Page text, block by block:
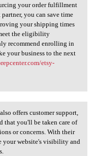
your order fulfillment
you can save time
your shipping times
the eligibility
recommend enrolling in
your business to the next
etsy-
also
offers customer support,
that you'll be taken care of
or concerns. With their
your website's visibility and